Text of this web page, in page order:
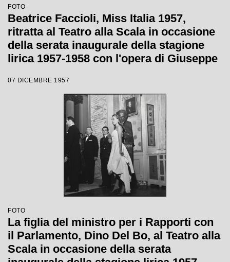
FOTO
Beatrice Faccioli, Miss Italia 1957,
ritratta al Teatro alla Scala in occasione
della serata inaugurale della stagione
lirica 1957-1958 con l'opera di Giuseppe
Gianandrea Gavazzeni e con la regia di
Margherita Wallmann
07 DICEMBRE 1957
FOTO
La figlia del ministro per i Rapporti con
il Parlamento, Dino Del Bo, al Teatro alla
Scala in occasione della serata